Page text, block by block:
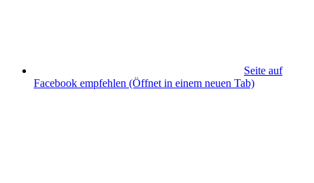
Seite auf
Facebook empfehlen (Öffnet in einem neuen Tab)